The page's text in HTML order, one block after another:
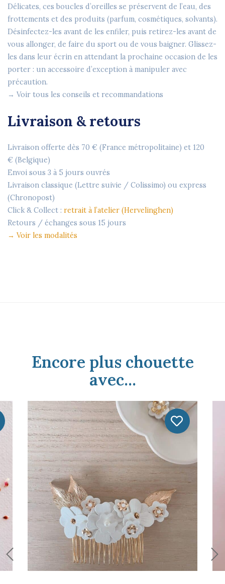
Délicates, ces boucles d’oreilles se préservent de l’eau, des
frottements et des produits (parfum, cosmétiques, solvants).
Désinfectez-les avant de les enfiler, puis retirez-les avant de
vous allonger, de faire du sport ou de vous baigner. Glissez-
les dans leur écrin en attendant la prochaine occasion de les
porter : un accessoire d’exception à manipuler avec
précaution.
→ Voir tous les conseils et recommandations
Livraison & retours
Livraison offerte dès 70 € (France métropolitaine) et 120
€ (Belgique)
Envoi sous 3 à 5 jours ouvrés
Livraison classique (Lettre suivie / Colissimo) ou express
(Chronopost)
Click & Collect : retrait à l’atelier (Hervelinghen)
Retours / échanges sous 15 jours
→ Voir les modalités
Encore plus chouette
avec...